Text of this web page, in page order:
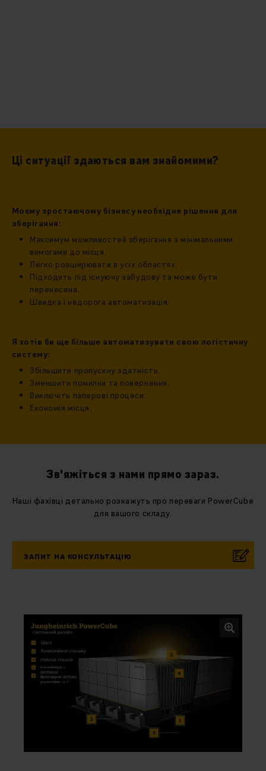
Ці ситуації здаються вам знайомими?
Моєму зростаючому бізнесу необхідне рішення для
зберігання:
Максимум можливостей зберігання з мінімальними
вимогами до місця.
Легко розширювати в усіх областях.
Підходить під існуючу забудову та може бути
перенесена.
Швидка і недорога автоматизація.
Я хотів би ще більше автоматизувати свою логістичну
систему:
Збільшити пропускну здатність.
Зменшити помилки та повернення.
Виключіть паперові процеси.
Економія місця.
Зв'яжіться з нами прямо зараз.
Наші фахівці детально розкажуть про переваги PowerCube
для вашого складу.
ЗАПИТ НА КОНСУЛЬТАЦІЮ